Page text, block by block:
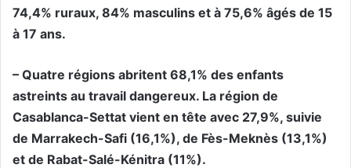
74,4% ruraux, 84% masculins et à 75,6% âgés de 15
à 17 ans.
– Quatre régions abritent 68,1% des enfants
astreints au travail dangereux. La région de
Casablanca-Settat vient en tête avec 27,9%, suivie
de Marrakech-Safi (16,1%), de Fès-Meknès (13,1%)
et de Rabat-Salé-Kénitra (11%).